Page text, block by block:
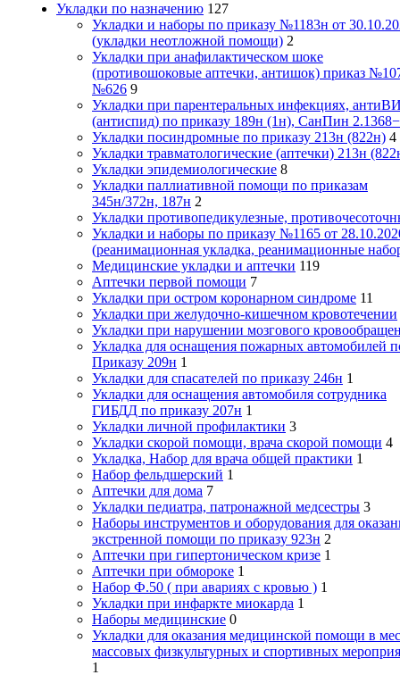
Укладки по назначению 127
Укладки и наборы по приказу №1183н от
(укладки неотложной помощи) 2
Укладки при анафилактическом шоке
(противошоковые аптечки, антишок) приказ
№626 9
Укладки при парентеральных инфекциях,
(антиспид) по приказу 189н (1н), СанПин
Укладки посиндромные по приказу 213н (822н) 4
Укладки травматологические (аптечки) 213н
Укладки эпидемиологические 8
Укладки паллиативной помощи по приказам
345н/372н, 187н 2
Укладки противопедикулезные,
Укладки и наборы по приказу №1165 от
(реанимационная укладка, реанимационные
Медицинские укладки и аптечки 119
Аптечки первой помощи 7
Укладки при остром коронарном синдроме 11
Укладки при желудочно-кишечном кровотечении
Укладки при нарушении мозгового
Укладка для оснащения пожарных автомобилей
Приказу 209н 1
Укладки для спасателей по приказу 246н 1
Укладки для оснащения автомобиля сотрудника
ГИБДД по приказу 207н 1
Укладки личной профилактики 3
Укладки скорой помощи, врача скорой помощи 4
Укладка, Набор для врача общей практики 1
Набор фельдшерский 1
Аптечки для дома 7
Укладки педиатра, патронажной медсестры 3
Наборы инструментов и оборудования для
экстренной помощи по приказу 923н 2
Аптечки при гипертоническом кризе 1
Аптечки при обмороке 1
Набор Ф.50 ( при авариях с кровью ) 1
Укладки при инфаркте миокарда 1
Наборы медицинские 0
Укладки для оказания медицинской помощи в
массовых физкультурных и спортивных
1